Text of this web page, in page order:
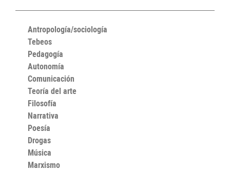
Antropología/sociología
Tebeos
Pedagogía
Autonomía
Comunicación
Teoría del arte
Filosofía
Narrativa
Poesía
Drogas
Música
Marxismo